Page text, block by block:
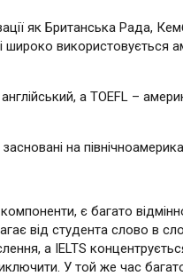
як Британська Рада,
широко використовується
а TOEFL –
на
є багато
від студента слово в
а IELTS
У той же час